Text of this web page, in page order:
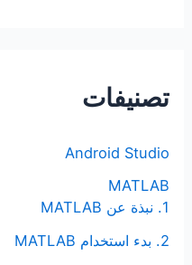
ع
تصنيفات
Android Studio
MATLAB
1. نبذة عن MATLAB
2. بدء استخدام MATLAB